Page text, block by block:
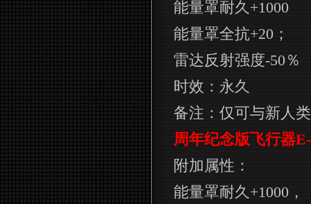
能量罩耐久+1000
能量罩全抗+20；
雷达反射强度-50％
时效：永久
备注：仅可与新人
周年纪念版飞行器E-
附加属性：
能量罩耐久+1000，